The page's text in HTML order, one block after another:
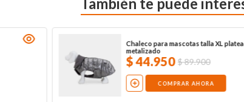
Chaleco para mascotas talla XL
metalizado
$44.950 $89.900
COMPRAR AHORA